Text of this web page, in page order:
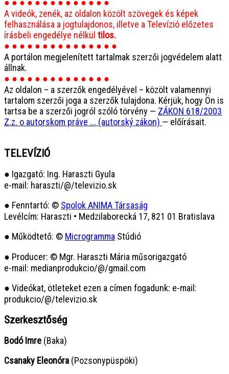
● ● ● ● ● ● ● ● ● ● ● ● ● ●
A videók, zenék, az oldalon közölt szövegek és képek
felhasználása a jogtulajdonos, illetve a Televízió előzetes
írásbeli engedélye nélkül tilos.
● ● ● ● ● ● ● ● ● ● ● ● ● ● ●
A portálon megjelenített tartalmak szerzői jogvédelem alatt
állnak.
● ● ● ● ● ● ● ● ● ● ● ● ● ●
Az oldalon – a szerzők engedélyével – közölt valamennyi
tartalom szerzői joga a szerzők tulajdona. Kérjük, hogy Ön is
tartsa be a szerzői jogról szóló törvény — ZÁKON 618/2003
Z.z. o autorskom práve ... (autorský zákon) — előírásait.
TELEVÍZIÓ
● Igazgató: Ing. Haraszti Gyula
e-mail: haraszti/@/televizio.sk
● Fenntartó: © Spolok ANIMA Társaság
Levélcím: Haraszti • Medzilaborecká 17, 821 01 Bratislava
● Működtető: © Microgramma Stúdió
● Producer: © Mgr. Haraszti Mária műsorigazgató
e-mail: medianprodukcio/@/gmail.com
● Videókat, ötleteket ezen a címen fogadunk: e-mail:
produkcio/@/televizio.sk
Szerkesztőség
Bodó Imre (Baka)
Csanaky Eleonóra (Pozsonypüspöki)